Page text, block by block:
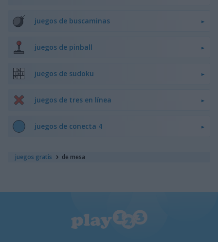
juegos gratis de mesa
juegos de buscaminas
juegos de pinball
juegos de sudoku
juegos de tres en línea
juegos de conecta 4